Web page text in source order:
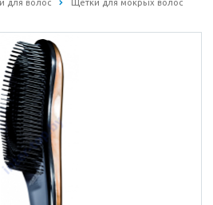
для волос Щетки для мокрых волос